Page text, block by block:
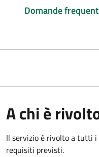
Domande
A chi è
Il servizio è rivolto a tutti i
requisiti previsti.